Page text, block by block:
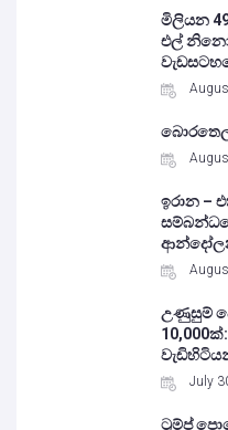
මිලියන
එල් නිනෝ
ඉරාන –
උණුසුම්
July
ට්‍රම්ප්